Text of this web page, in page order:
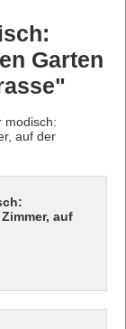
Garten
modisch:
auf der
auf